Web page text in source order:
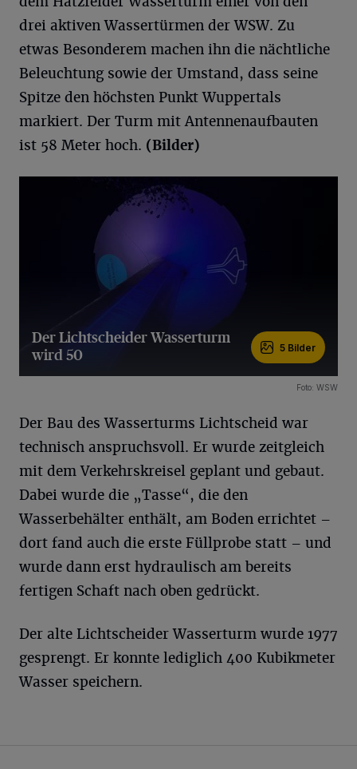
drei aktiven Wassertürmen der WSW. Zu
etwas Besonderem machen ihn die nächtliche
Beleuchtung sowie der Umstand, dass seine
Spitze den höchsten Punkt Wuppertals
markiert. Der Turm mit Antennenaufbauten
ist 58 Meter hoch. (Bilder)
Der Lichtscheider Wasserturm
wird 50
5 Bilder
Foto: WSW
Der Bau des Wasserturms Lichtscheid war
technisch anspruchsvoll. Er wurde zeitgleich
mit dem Verkehrskreisel geplant und gebaut.
Dabei wurde die „Tasse“, die den
Wasserbehälter enthält, am Boden errichtet –
dort fand auch die erste Füllprobe statt – und
wurde dann erst hydraulisch am bereits
fertigen Schaft nach oben gedrückt.
Der alte Lichtscheider Wasserturm wurde 1977
gesprengt. Er konnte lediglich 400 Kubikmeter
Wasser speichern.